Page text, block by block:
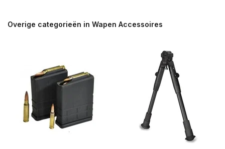
Overige categorieën in Wapen Accessoires